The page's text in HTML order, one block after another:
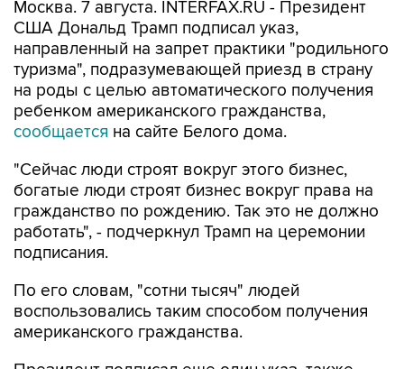
направленный на запрет практики "родильного
туризма", подразумевающей приезд в страну
на роды с целью автоматического получения
ребенком американского гражданства,
сообщаетсяна сайте Белого дома.
"Сейчас люди строят вокруг этого бизнес,
гражданство по рождению. Так это не должно
работать", - подчеркнул Трамп на церемонии
подписания.
По его словам, "сотни тысяч" людей
американского гражданства.
Президент подписал еще один указ, также